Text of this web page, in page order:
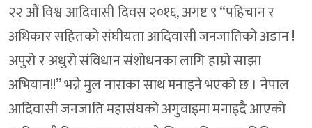
२२ औं विश्व आदिवासी दिवस २०१६, अगष्ट ९ “पहिचान र
अधिकार सहितको संघीयता आदिवासी जनजातिको अडान !
अपुरो र अधुरो संविधान संशोधनका लागि हाम्रो साझा
अभियान!!” भन्ने मुल नाराका साथ मनाइने भएको छ । नेपाल
आदिवासी जनजाति महासंघको अगुवाइमा मनाइदै आएको